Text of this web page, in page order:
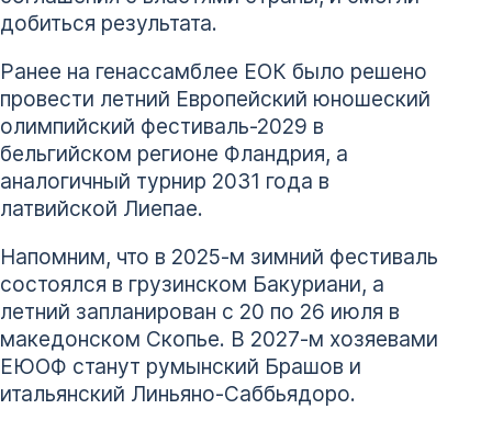
добиться результата.
Ранее на генассамблее ЕОК было решено
провести летний Европейский юношеский
олимпийский фестиваль-2029 в
бельгийском регионе Фландрия, а
аналогичный турнир 2031 года в
латвийской Лиепае.
Напомним, что в 2025-м зимний фестиваль
состоялся в грузинском Бакуриани, а
летний запланирован с 20 по 26 июля в
македонском Скопье. В 2027-м хозяевами
ЕЮОФ станут румынский Брашов и
итальянский Линьяно-Саббьядоро.